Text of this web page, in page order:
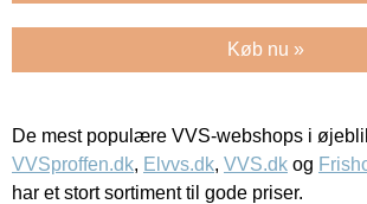
Køb nu »
De mest populære VVS-webshops i
VVSproffen.dk, Elvvs.dk, VVS.dk og
har et stort sortiment til gode priser.